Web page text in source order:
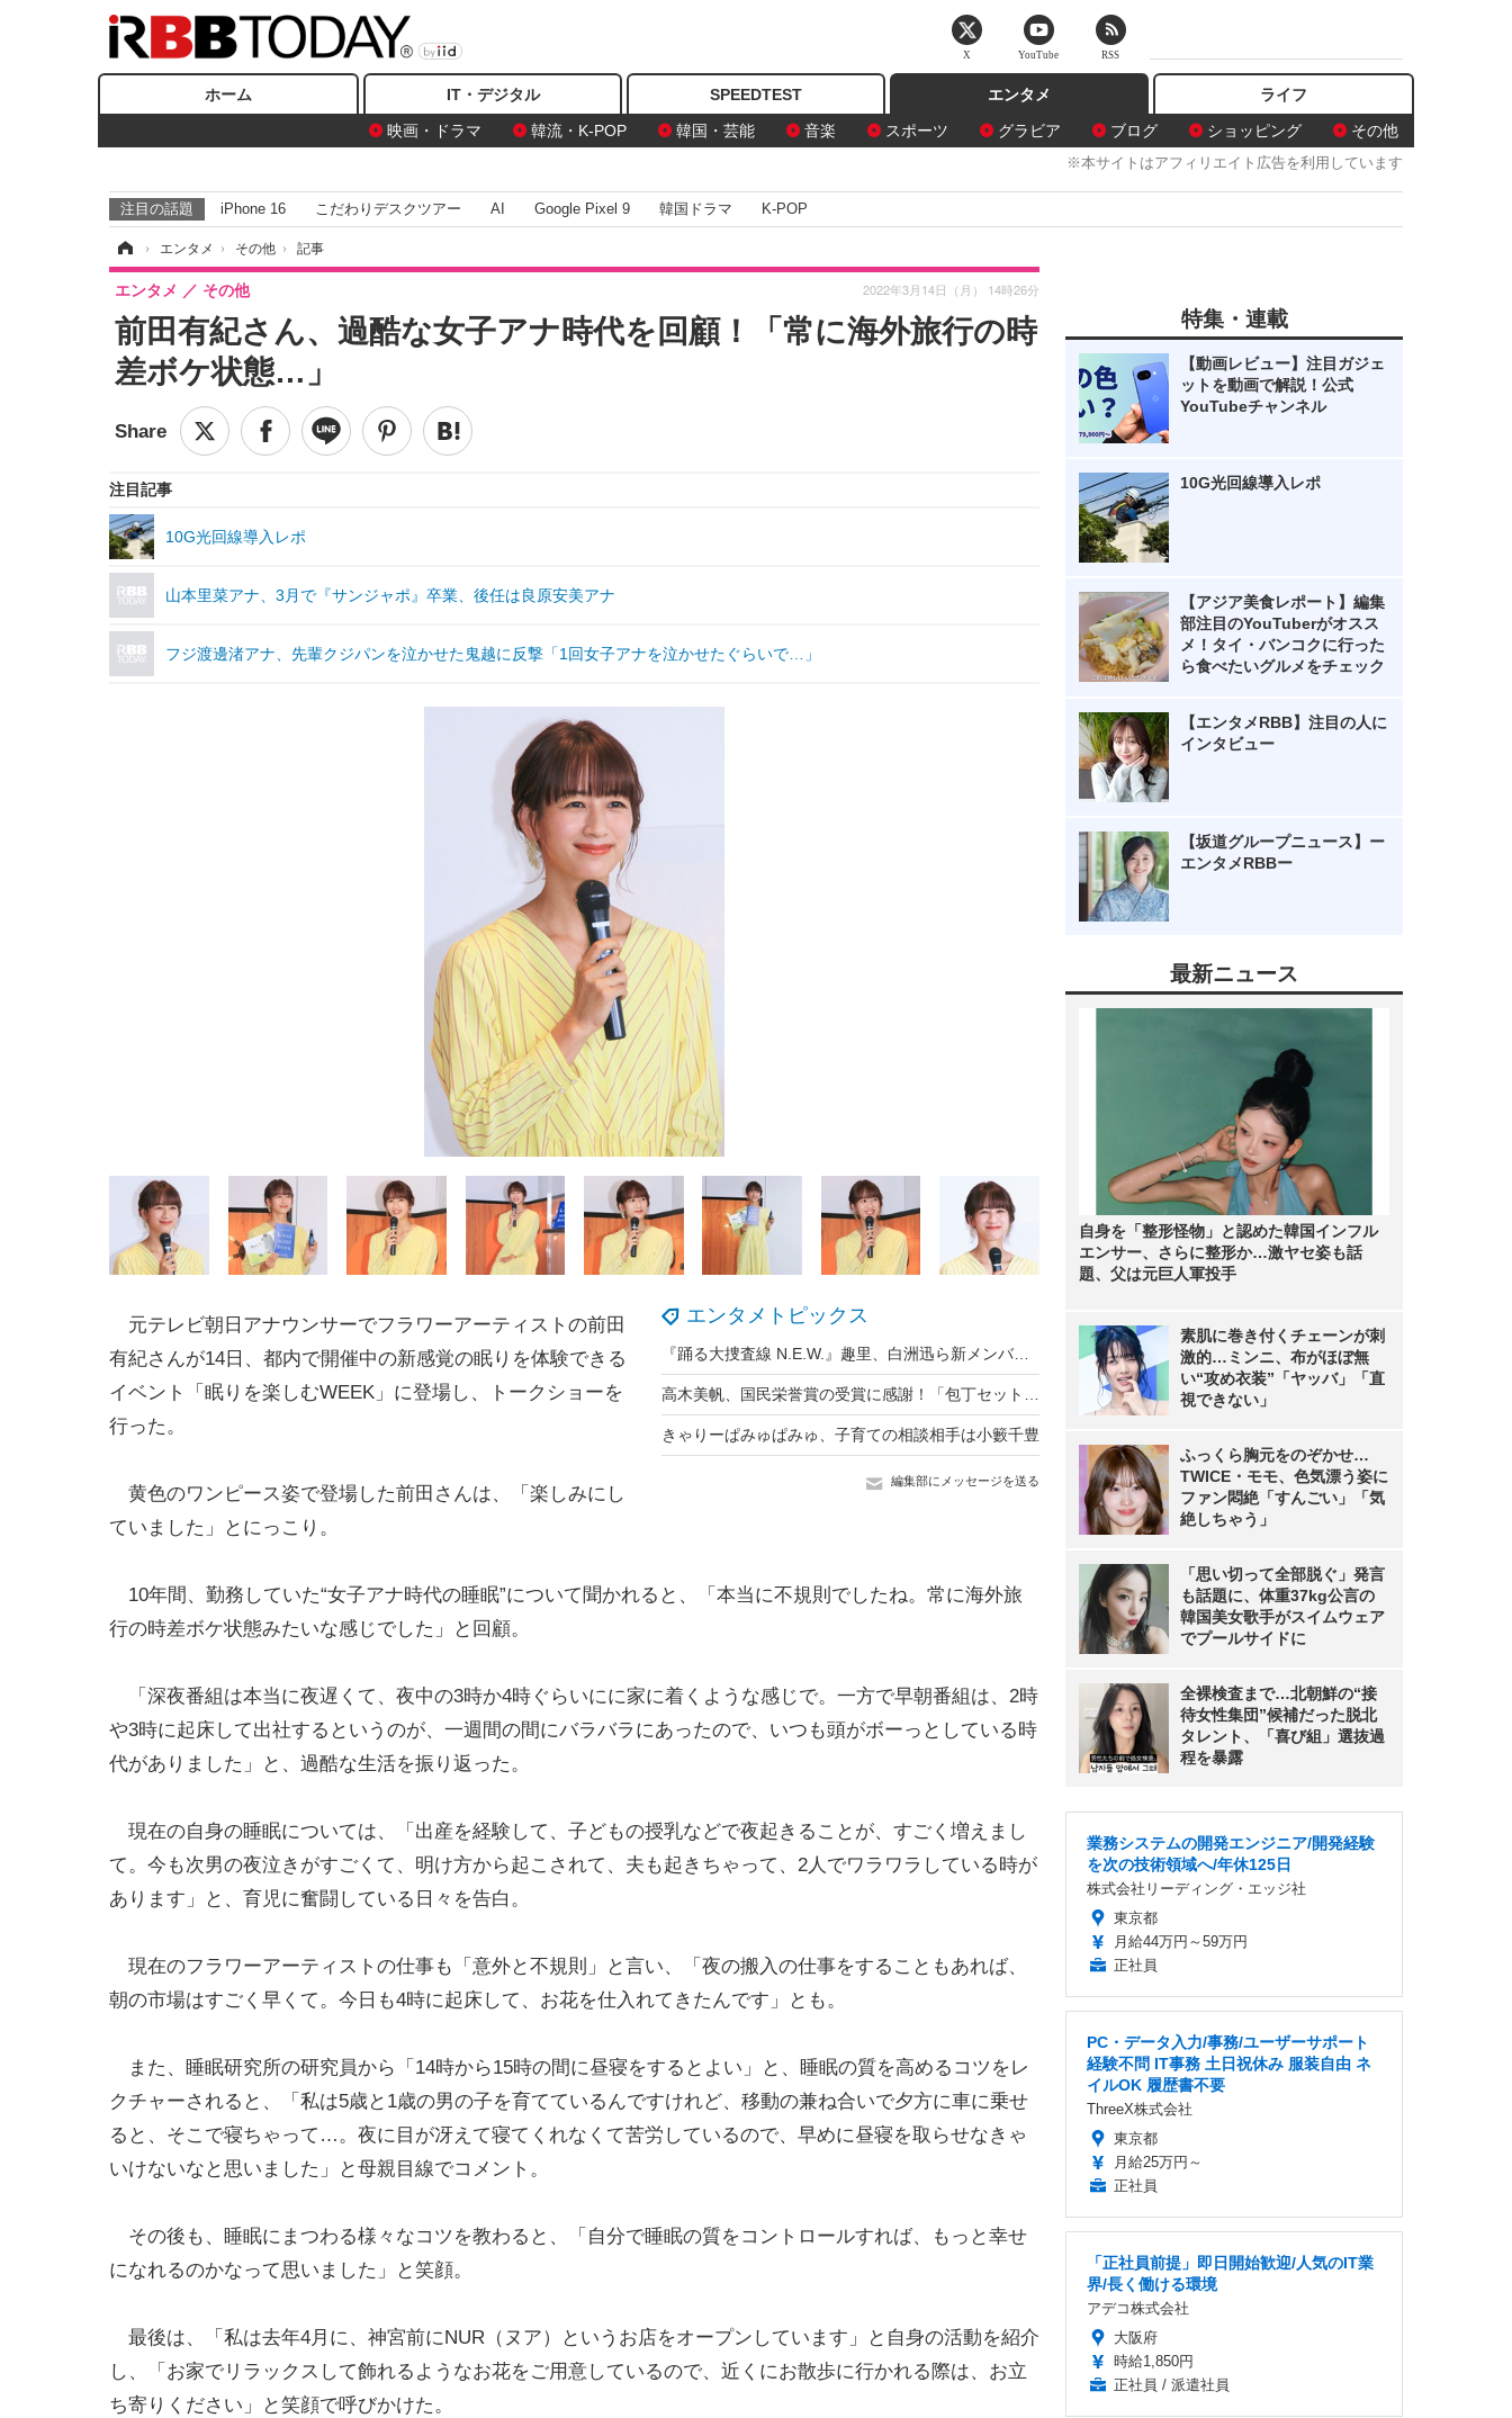
ホーム IT・デジタル SPEEDTEST
エンタメ
映画・ドラマ
韓流・K-POP 韓国・芸能 音楽 スポーツ グラビア ブログ ショッピング その他
ライフ
※本サイトはアフィリエイト広告を利用しています
注目の話題 iPhone 16 こだわりデスクツアー AI Google Pixel 9 韓国ドラマ K-POP
› エンタメ › その他 › 記事
前田有紀さん、過酷な女子アナ時代を回顧！「常に海外旅行の時
差ボケ状態…」
エンタメ その他 2022年3月14日（月） 14時26分
注目記事
10G光回線導入レポ
山本里菜アナ、3月で『サンジャポ』卒業、後任は良原安美アナ
フジ渡邊渚アナ、先輩クジパンを泣かせた鬼越に反撃「1回女子アナを泣かせたぐらいで…」
エンタメトピックス
『踊る大捜査線 N.E.W.』趣里、白洲迅ら新メンバー映像公開！“熱血”“葛藤”など謎のキーワードも登場
きゃりーぱみゅぱみゅ、子育ての相談相手は小籔千豊
編集部にメッセージを送る
元テレビ朝日アナウンサーでフラワーアーティストの前田
有紀さんが14日、都内で開催中の新感覚の眠りを体験できる
イベント「眠りを楽しむWEEK」に登場し、トークショーを
行った。
黄色のワンピース姿で登場した前田さんは、「楽しみにし
ていました」とにっこり。
10年間、勤務していた“女子アナ時代の睡眠”について聞かれると、「本当に不規則でしたね。常に海外旅
行の時差ボケ状態みたいな感じでした」と回顧。
「深夜番組は本当に夜遅くて、夜中の3時か4時ぐらいにに家に着くような感じで。一方で早朝番組は、2時
や3時に起床して出社するというのが、一週間の間にバラバラにあったので、いつも頭がボーっとしている時
代がありました」と、過酷な生活を振り返った。
現在の自身の睡眠については、「出産を経験して、子どもの授乳などで夜起きることが、すごく増えまし
て。今も次男の夜泣きがすごくて、明け方から起こされて、夫も起きちゃって、2人でワラワラしている時が
あります」と、育児に奮闘している日々を告白。
現在のフラワーアーティストの仕事も「意外と不規則」と言い、「夜の搬入の仕事をすることもあれば、
朝の市場はすごく早くて。今日も4時に起床して、お花を仕入れてきたんです」とも。
また、睡眠研究所の研究員から「14時から15時の間に昼寝をするとよい」と、睡眠の質を高めるコツをレ
クチャーされると、「私は5歳と1歳の男の子を育てているんですけれど、移動の兼ね合いで夕方に車に乗せ
ると、そこで寝ちゃって…。夜に目が冴えて寝てくれなくて苦労しているので、早めに昼寝を取らせなきゃ
いけないなと思いました」と母親目線でコメント。
その後も、睡眠にまつわる様々なコツを教わると、「自分で睡眠の質をコントロールすれば、もっと幸せ
になれるのかなって思いました」と笑顔。
最後は、「私は去年4月に、神宮前にNUR（ヌア）というお店をオープンしています」と自身の活動を紹介
し、「お家でリラックスして飾れるようなお花をご用意しているので、近くにお散歩に行かれる際は、お立
ち寄りください」と笑顔で呼びかけた。
特集・連載
【動画レビュー】注目ガジェ
ットを動画で解説！公式
YouTubeチャンネル
10G光回線導入レポ
【アジア美食レポート】編集
部注目のYouTuberがオスス
メ！タイ・バンコクに行った
ら食べたいグルメをチェック
【エンタメRBB】注目の人に
インタビュー
【坂道グループニュース】ー
エンタメRBBー
最新ニュース
自身を「整形怪物」と認めた韓国インフル
エンサー、さらに整形か…激ヤセ姿も話
題、父は元巨人軍投手
素肌に巻き付くチェーンが刺
激的…ミンニ、布がほぼ無
い“攻め衣装”「ヤッバ」「直
視できない」
ふっくら胸元をのぞかせ…
TWICE・モモ、色気漂う姿に
ファン悶絶「すんごい」「気
絶しちゃう」
「思い切って全部脱ぐ」発言
も話題に、体重37kg公言の
韓国美女歌手がスイムウェア
でプールサイドに
全裸検査まで…北朝鮮の“接
待女性集団”候補だった脱北
タレント、「喜び組」選抜過
程を暴露
業務システムの開発エンジニア/開発経験
を次の技術領域へ/年休125日
株式会社リーディング・エッジ社
東京都
月給44万円～59万円
正社員
PC・データ入力/事務/ユーザーサポート
経験不問 IT事務 土日祝休み 服装自由 ネ
イルOK 履歴書不要
ThreeX株式会社
東京都
月給25万円～
正社員
「正社員前提」即日開始歓迎/人気のIT業
界/長く働ける環境
アデコ株式会社
大阪府
時給1,850円
正社員 / 派遣社員
X YouTube RSS